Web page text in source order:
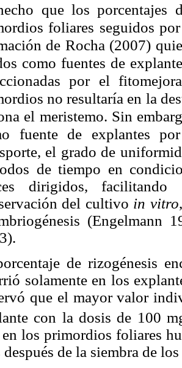
que los porcentajes
foliares seguidos
de Rocha (2007)
como fuentes de
por el
no resultaría en la
el meristemo. Sin
fuente de explantes
el grado de
de tiempo en
dirigidos,
del cultivo in vitro
(Engelmann
).
de rizogénesis
solamente en los
que el mayor valor
con la dosis de 100
en los primordios foliares
después de la siembra de